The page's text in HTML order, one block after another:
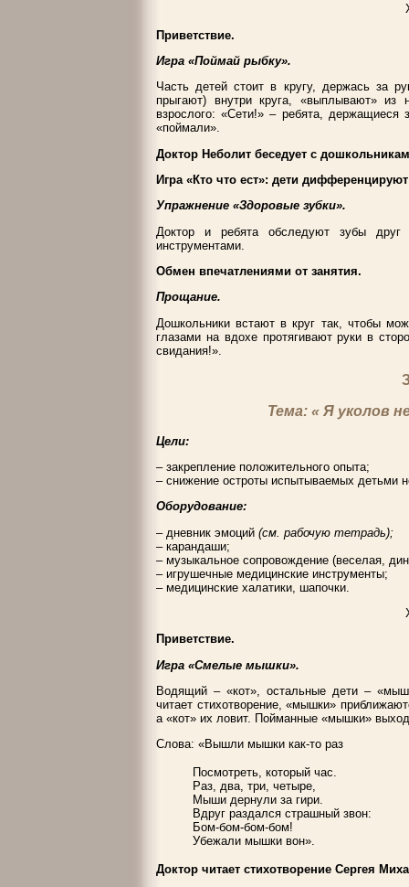
Приветствие.
Игра «Поймай рыбку».
Часть детей стоит в кругу, держась за
прыгают) внутри круга, «выплывают» из
взрослого: «Сети!» – ребята, держащиеся
«поймали».
Доктор Неболит беседует с
Игра «Кто что ест»: дети
Упражнение «Здоровые зубки».
Доктор и ребята обследуют зубы друг
инструментами.
Обмен впечатлениями от занятия.
Прощание.
Дошкольники встают в круг так, чтобы
глазами на вдохе протягивают руки в
свидания!».
Тема: « Я уколов
Цели:
– закрепление положительного опыта;
– снижение остроты испытываемых детьми
Оборудование:
– дневник эмоций (см. рабочую тетрадь);
– карандаши;
– музыкальное сопровождение (веселая,
– игрушечные медицинские инструменты;
– медицинские халатики, шапочки.
Приветствие.
Игра «Смелые мышки».
Водящий – «кот», остальные дети –
читает стихотворение, «мышки»
а «кот» их ловит. Пойманные «мышки»
Слова: «Вышли мышки как-то раз
Посмотреть, который час.
Раз, два, три, четыре,
Мыши дернули за гири.
Вдруг раздался страшный звон:
Бом-бом-бом-бом!
Убежали мышки вон».
Доктор читает стихотворение Сергея